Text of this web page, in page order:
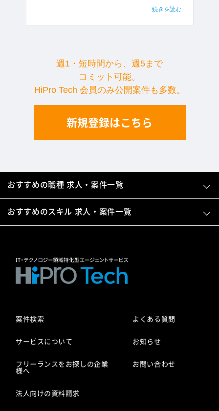
続きを読む
週1・短時間から、週5まで
コミット可能。
HiPro Tech 会員のみ公開案件も多数。
新規登録はこちら
おすすめの職種 求人・案件一覧
おすすめのスキル 求人・案件一覧
案件検索
サービスについて
フリーランスをお探しの企業
様へ
法人向けの資料請求
よくある質問
お知らせ
お問い合わせ